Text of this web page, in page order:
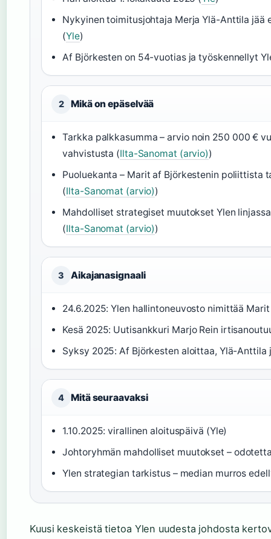
Nykyinen toimitusjohtaja Merja Ylä-Anttila jää
(Yle)
Af Björkesten on 54-vuotias ja työskennellyt
2 Mikä on epäselvää
Tarkka palkkasumma – arvio noin 250 000 €
vahvistusta (Ilta-Sanomat (arvio))
Puoluekanta – Marit af Björkestenin poliittista
(Ilta-Sanomat (arvio))
Mahdolliset strategiset muutokset Ylen
(Ilta-Sanomat (arvio))
3 Aikajanasignaali
24.6.2025: Ylen hallintoneuvosto nimittää
Kesä 2025: Uutisankkuri Marjo Rein
Syksy 2025: Af Björkesten aloittaa, Ylä-Anttila
4 Mitä seuraavaksi
1.10.2025: virallinen aloituspäivä (Yle)
Johtoryhmän mahdolliset muutokset –
Ylen strategian tarkistus – median murros
Kuusi keskeistä tietoa Ylen uudesta johdosta